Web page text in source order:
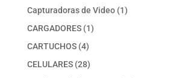
productos
Capturadoras de Video 11
CARGADORES 11
CARTUCHOS 44
productos
CELULARES 2828